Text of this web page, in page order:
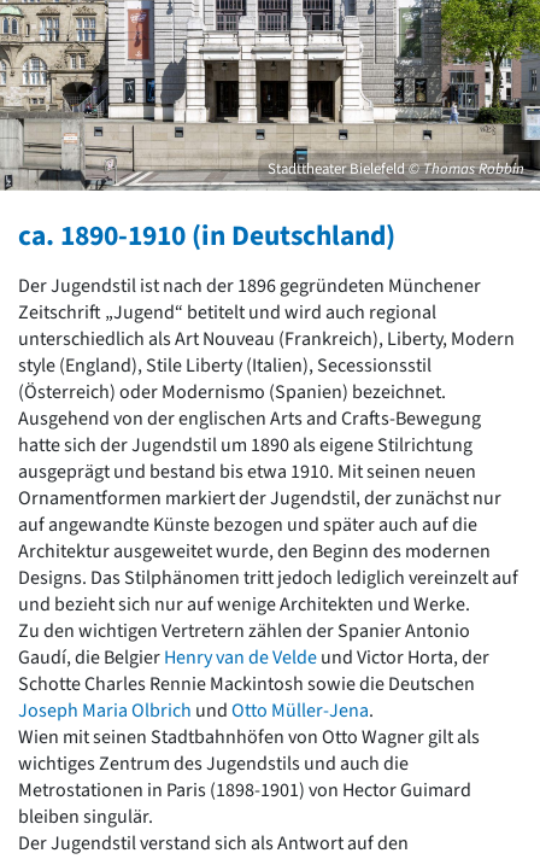
David Chipperfield
Harald Deilmann
Gottfried Böhm
Schneider von Esleben
Peter Behrens
Auszeichnung vorbildlicher Bauten NRW 2020
Big Beautiful Buildings (Großbauten der Nachkriegszeit)
Gesamtübersicht...
Postmoderne
1950er-70er Jahre
Moderne
Reformarchitektur
Jugendstil
Historismus
Klassizismus
Barock
Renaissance
Gotik
Romanik
Vorromanik
Römische Antike
Über uns
Über baukunst-nrw
Fachbeirat
Freunde & Förderer
Kontakt
Impressum
Datenschutz
Stadttheater Bielefeld© Thomas Robbin
ca. 1890-1910 (in Deutschland)
Der Jugendstil ist nach der 1896 gegründeten Münchener
Zeitschrift „Jugend“ betitelt und wird auch regional
unterschiedlich als Art Nouveau (Frankreich), Liberty, Modern
style (England), Stile Liberty (Italien), Secessionsstil
(Österreich) oder Modernismo (Spanien) bezeichnet.
Ausgehend von der englischen Arts and Crafts-Bewegung
hatte sich der Jugendstil um 1890 als eigene Stilrichtung
ausgeprägt und bestand bis etwa 1910. Mit seinen neuen
Ornamentformen markiert der Jugendstil, der zunächst nur
auf angewandte Künste bezogen und später auch auf die
Architektur ausgeweitet wurde, den Beginn des modernen
Designs. Das Stilphänomen tritt jedoch lediglich vereinzelt auf
und bezieht sich nur auf wenige Architekten und Werke.
Zu den wichtigen Vertretern zählen der Spanier Antonio
Gaudí, die BelgierHenry van de Veldeund Victor Horta, der
Schotte Charles Rennie Mackintosh sowie die Deutschen
Joseph Maria Olbrich undOtto Müller-Jena.
Wien mit seinen Stadtbahnhöfen von Otto Wagner gilt als
wichtiges Zentrum des Jugendstils und auch die
Metrostationen in Paris (1898-1901) von Hector Guimard
bleiben singulär.
Der Jugendstil verstand sich als Antwort auf den